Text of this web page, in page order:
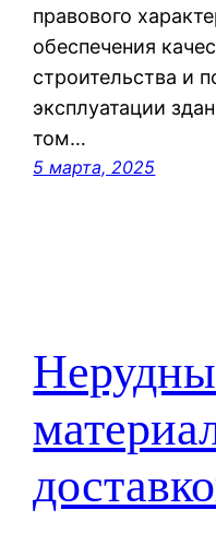
правового
обеспечения
строительства и
эксплуатации
том…
5 марта, 2025